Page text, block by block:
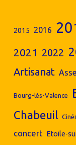
2015 2016
2021 2022
Artisanat
Bourg-lès-Valence
Chabeuil
concert Etoile-